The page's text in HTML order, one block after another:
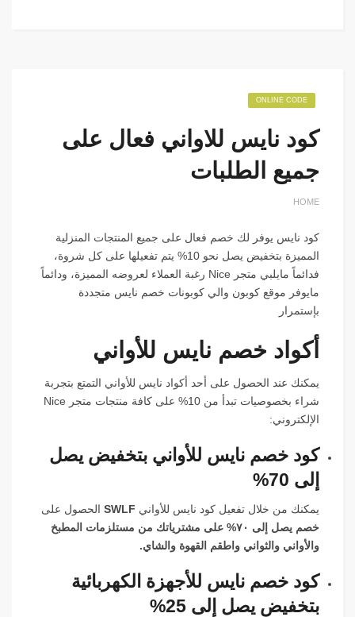
ONLINE CODE
كود نايس للاواني فعال على
جميع الطلبات
HOME
كود نايس يوفر لك خصم فعال على جميع المنتجات المنزلية
المميزة بتخفيض يصل نحو 10% يتم تفعيلها على كل شروة،
فدائماً مايلبي
متجر Nice رغبة العملاء لعروضه المميزة، ودائماً
مايوفر موقع كوبون والي كوبونات خصم نايس متجددة
بإستمرار
أكواد خصم نايس للأواني
يمكنك عند الحصول على أحد أكواد نايس للأواني التمتع بتجربة
شراء بخصوصيات تبدأ من 10% على كافة منتجات متجر Nice
الإلكتروني:
كود خصم نايس للأواني بتخفيض يصل
إلى 70%
يمكنك من خلال تفعيل كود نايس للأواني SWLF الحصول على
خصم يصل إلى ٧٠% على مشترياتك من مستلزمات المطبخ
والأواني والثواني واطقم القهوة والشاي.
كود خصم نايس للأجهزة الكهربائية
بتخفيض يصل إلى 25%